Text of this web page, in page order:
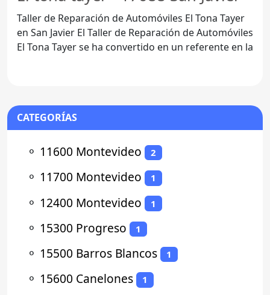
Taller de Reparación de Automóviles El Tona Tayer
en San Javier El Taller de Reparación de Automóviles
El Tona Tayer se ha convertido en un referente en la
CATEGORÍAS
⚬ 11600 Montevideo 2
⚬ 11700 Montevideo 1
⚬ 12400 Montevideo 1
⚬ 15300 Progreso 1
⚬ 15500 Barros Blancos 1
⚬ 15600 Canelones 1